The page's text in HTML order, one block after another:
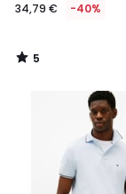
34,79 € -40%
5
/